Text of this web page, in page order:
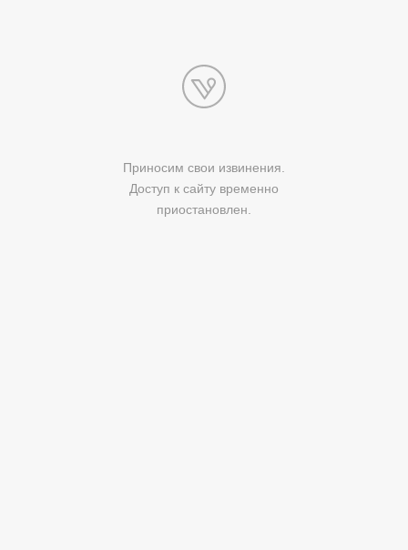
Приносим свои извинения.
Доступ к сайту временно
приостановлен.